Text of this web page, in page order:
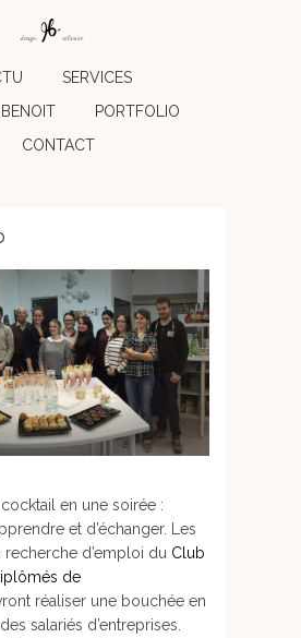
SERVICES
PORTFOLIO
CONTACT
cocktail en une soirée :
et d’échanger. Les
recherche d’emploi du Club
de
réaliser une bouchée en
salariés d’entreprises.